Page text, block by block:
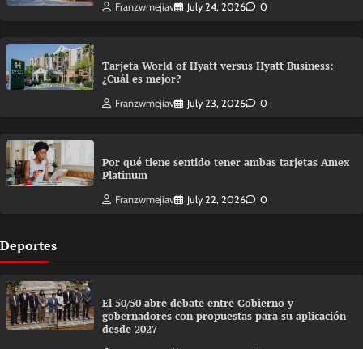
Franzwmejiav July 24, 2026 0
Tarjeta World of Hyatt versus Hyatt Business:
¿Cuál es mejor?
Franzwmejiav July 23, 2026 0
Por qué tiene sentido tener ambas tarjetas Amex
Platinum
Franzwmejiav July 22, 2026 0
Deportes
El 50/50 abre debate entre Gobierno y
gobernadores con propuestas para su aplicación
desde 2027